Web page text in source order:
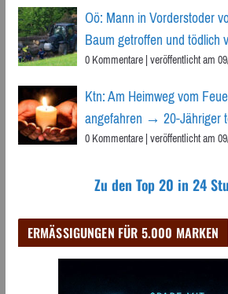
Oö: Mann in Vorderstoder
Baum getroffen und tödlich
0 Kommentare|veröffentlicht am
Ktn: Am Heimweg vom
angefahren → 20-Jähriger
0 Kommentare|veröffentlicht am
Zu den Top 20 in 24
ERMÄSSIGUNGEN FÜR 5.000 MARKEN